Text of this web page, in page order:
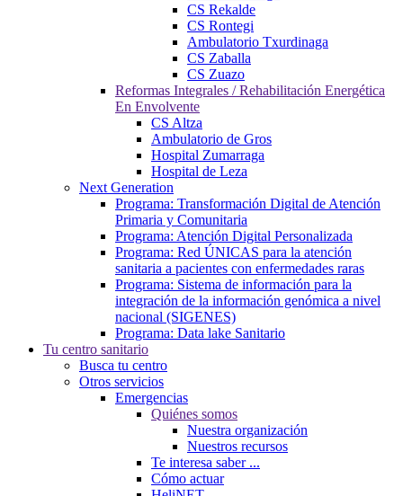
CS Rekalde
CS Rontegi
Ambulatorio Txurdinaga
CS Zaballa
CS Zuazo
Reformas Integrales / Rehabilitación Energética
En Envolvente
CS Altza
Ambulatorio de Gros
Hospital Zumarraga
Hospital de Leza
Next Generation
Programa: Transformación Digital de Atención
Primaria y Comunitaria
Programa: Atención Digital Personalizada
Programa: Red ÚNICAS para la atención
sanitaria a pacientes con enfermedades raras
Programa: Sistema de información para la
integración de la información genómica a nivel
nacional (SIGENES)
Programa: Data lake Sanitario
Tu centro sanitario
Busca tu centro
Otros servicios
Emergencias
Quiénes somos
Nuestra organización
Nuestros recursos
Te interesa saber ...
Cómo actuar